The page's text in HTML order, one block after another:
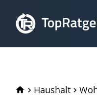
Haushalt